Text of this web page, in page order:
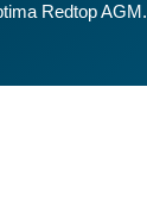
Redtop